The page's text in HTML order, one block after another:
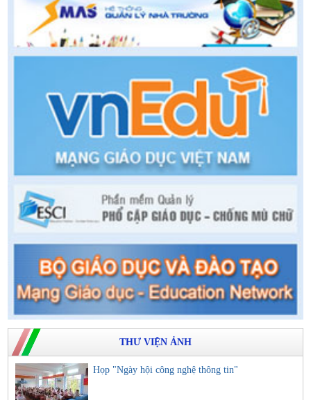
THƯ VIỆN ẢNH
Họp "Ngày hội công nghệ thông tin"